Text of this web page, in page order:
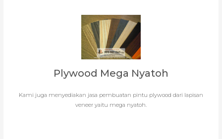
Plywood Mega Nyatoh
Kami juga menyediakan jasa pembuatan pintu plywood dari lapisan
veneer yaitu mega nyatoh.